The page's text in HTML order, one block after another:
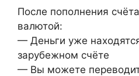
После пополнения
валютой:
— Деньги уже
зарубежном счёте
— Вы можете